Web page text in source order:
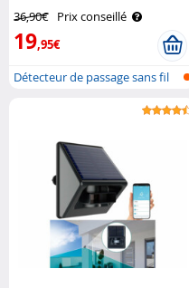
36,90€ Prix conseillé
19,95€
Détecteur de passage sans fil